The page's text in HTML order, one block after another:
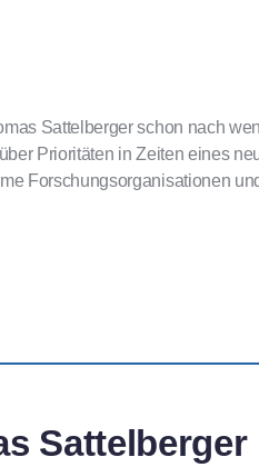
Sattelberger schon nach
Prioritäten in Zeiten eines
Forschungsorganisationen
Sattelberger